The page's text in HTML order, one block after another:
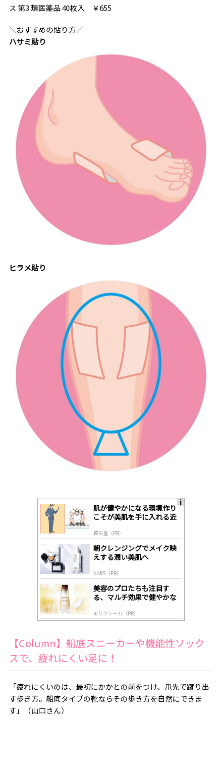
ス 第3 類医薬品 40枚入 ￥655
＼おすすめの貼り方／
ハサミ貼り
ヒラメ貼り
肌が健やかになる環境作り
こそが美肌を手に入れる近
資生堂（PR）
朝クレンジングでメイク映
えする潤い美肌へ
NARS（PR）
美容のプロたちも注目す
る、マルチ効果で健やかな
エリクシール（PR）
【Column】船底スニーカーや機能性ソック
スで、疲れにくい足に！
「疲れにくいのは、最初にかかとの前をつけ、爪先で蹴り出
す歩き方。船底タイプの靴ならその歩き方を自然にできま
す」（山口さん）